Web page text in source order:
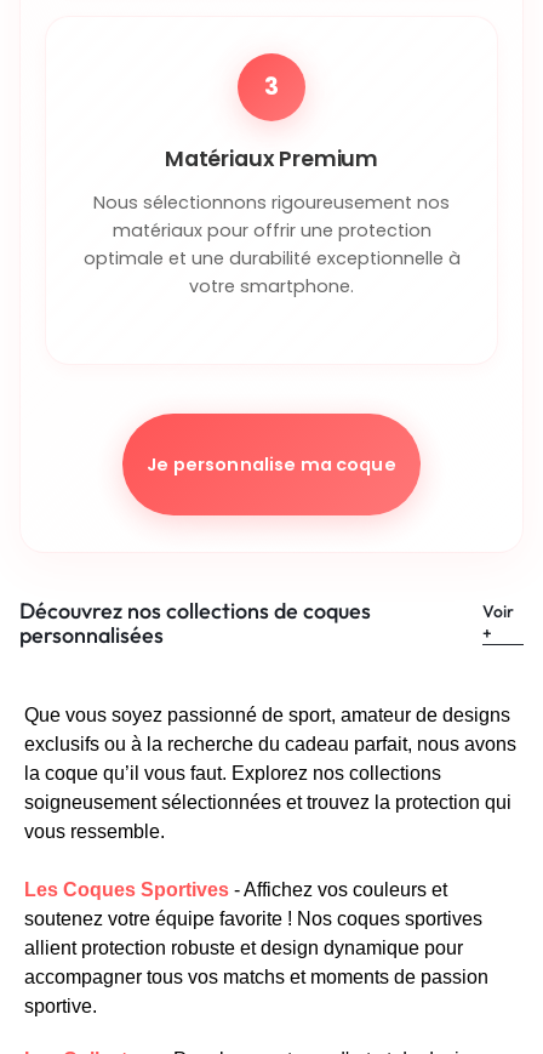
3
Matériaux Premium
Nous sélectionnons rigoureusement nos
matériaux pour offrir une protection
optimale et une durabilité exceptionnelle à
votre smartphone.
Je personnalise ma coque
Découvrez nos collections de coques
personnalisées
Voir
+
Que vous soyez passionné de sport, amateur de designs
exclusifs ou à la recherche du cadeau parfait, nous avons
la coque qu’il vous faut. Explorez nos collections
soigneusement sélectionnées et trouvez la protection qui
vous ressemble.
Les Coques Sportives - Affichez vos couleurs et
soutenez votre équipe favorite ! Nos coques sportives
allient protection robuste et design dynamique pour
accompagner tous vos matchs et moments de passion
sportive.